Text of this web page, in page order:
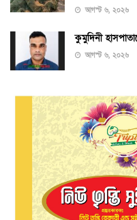
আগস্ট ৬, ২০২৬
কুমুদিনী
আগস্ট ৬, ২০২৬